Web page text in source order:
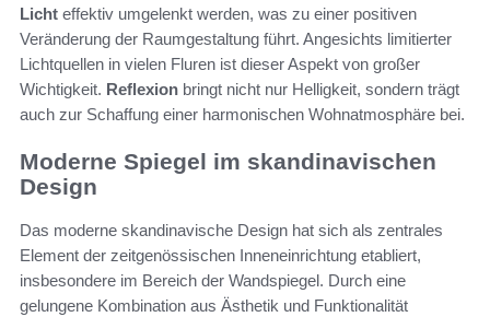
Licht effektiv umgelenkt werden, was zu einer positiven
Veränderung der Raumgestaltung führt. Angesichts limitierter
Lichtquellen in vielen Fluren ist dieser Aspekt von großer
Wichtigkeit. Reflexion bringt nicht nur Helligkeit, sondern trägt
auch zur Schaffung einer harmonischen Wohnatmosphäre bei.
Moderne Spiegel im skandinavischen
Design
Das moderne skandinavische Design hat sich als zentrales
Element der zeitgenössischen Inneneinrichtung etabliert,
insbesondere im Bereich der Wandspiegel. Durch eine
gelungene Kombination aus Ästhetik und Funktionalität